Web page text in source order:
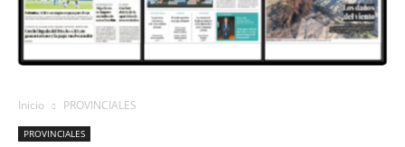
107.1
Inicio PROVINCIALES
PROVINCIALES